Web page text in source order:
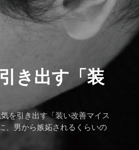
き出す「装
を引き出す「装い改善マイス
、男から嫉妬されるくらいの